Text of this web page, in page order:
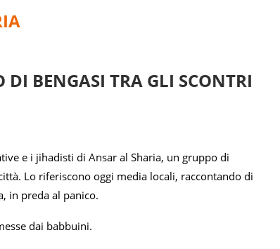
BENGASI TRA GLI SCONTRI
e i jihadisti di Ansar al Sharia, un gruppo di
Lo riferiscono oggi media locali, raccontando di
in preda al panico.
dai babbuini.